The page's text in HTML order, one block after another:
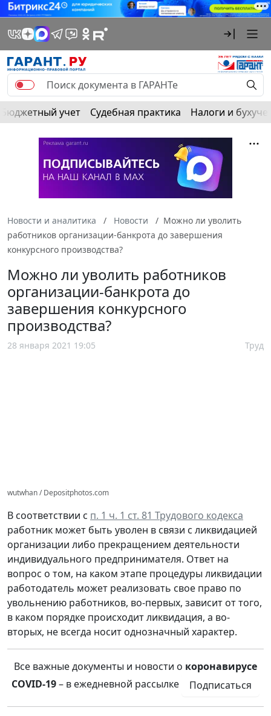
Бюджетный учет Судебная практика Налоги и
Новости и аналитика Новости
Можно ли уволить
работников организации-банкрота до завершения
конкурсного производства?
Можно ли уволить работников
организации-банкрота до
завершения конкурсного
производства?
28 января 2021 19:05 Труд
wutwhan / Depositphotos.com
В соответствии с п. 1 ч. 1 ст. 81 Трудового кодекса
работник может быть уволен в связи с ликвидацией
организации либо прекращением деятельности
индивидуального предпринимателя. Ответ на
вопрос о том, на каком этапе процедуры ликвидации
работодатель может реализовать свое право по
увольнению работников, во-первых, зависит от того,
в каком порядке происходит ликвидация, а во-
вторых, не всегда носит однозначный характер.
Все важные документы и новости о коронавирусе
COVID-19– в ежедневной рассылке Подписаться